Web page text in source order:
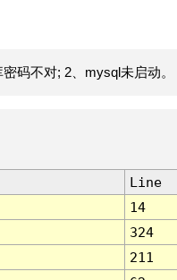
码不对; 2、mysql未启动。
Line
14
324
211